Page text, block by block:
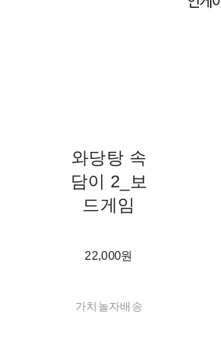
와당탕 속
담이 2_보
드게임
22,000원
가치놀자배송